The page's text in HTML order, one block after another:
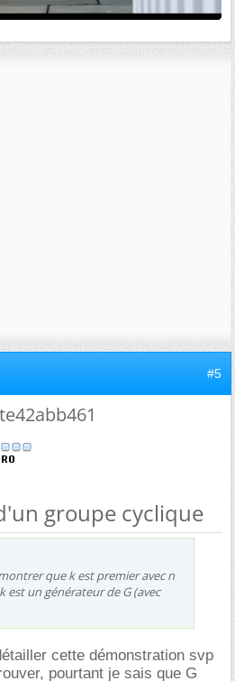
#5
groupe cyclique
que k est premier avec n
est un générateur de G (avec
cette démonstration svp
pourtant je sais que G